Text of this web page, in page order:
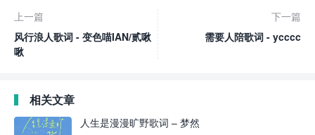
上一篇
风行浪人歌词 - 变色喵IAN/贰啾
啾
下一篇
需要人陪歌词 - ycccc
相关文章
人生是漫漫旷野歌词 – 梦然